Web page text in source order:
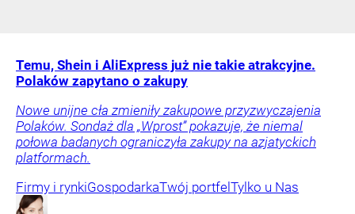
Temu, Shein i AliExpress już nie takie atrakcyjne.
Polaków zapytano o zakupy
Nowe unijne cła zmieniły zakupowe przyzwyczajenia
Polaków. Sondaż dla „Wprost” pokazuje, że niemal
połowa badanych ograniczyła zakupy na azjatyckich
platformach.
Firmy i rynkiGospodarkaTwój portfel Tylko u Nas